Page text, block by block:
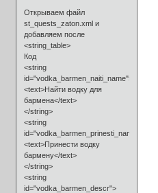
Открываем файл
st_quests_zaton.xml и
добавляем после
<string_table>
Код
<string
id="vodka_barmen_naiti_name">
<text>Найти водку для
бармена</text>
</string>
<string
id="vodka_barmen_prinesti_name">
<text>Принести водку
бармену</text>
</string>
<string
id="vodka_barmen_descr">